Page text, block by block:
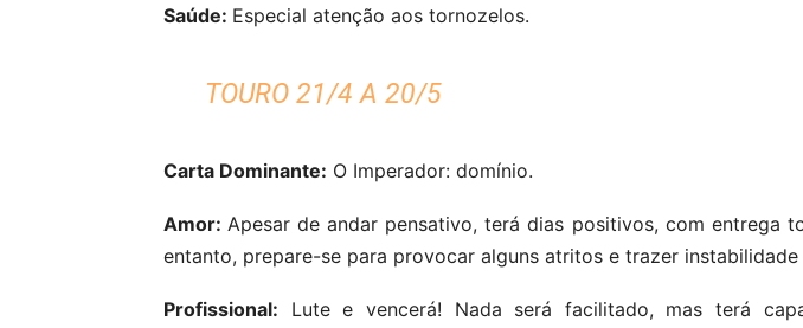
Saúde: Especial atenção aos tornozelos.
TOURO 21/4 A 20/5
Carta Dominante: O Imperador: domínio.
Amor:Apesar de andar pensativo, terá dias positivos, com entrega
entanto, prepare-se para provocar alguns atritos e trazer instabilidade
Profissional: Lute e vencerá! Nada será facilitado, mas terá